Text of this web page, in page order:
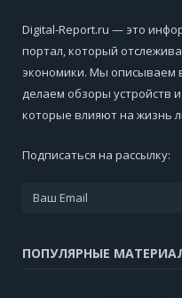
Digital-Report.ru — это
портал, который
экономики. Мы описываем
делаем обзоры устройств
которые влияют на жизнь
Подписаться на рассылку:
ПОПУЛЯРНЫЕ